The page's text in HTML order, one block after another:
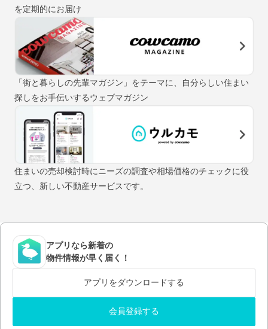
を定期的にお届け
「街と暮らしの先輩マガジン」をテーマに、自分らしい住まい
探しをお手伝いするウェブマガジン
住まいの売却検討時にニーズの調査や相場価格のチェックに役
立つ、新しい不動産サービスです。
アプリなら新着の
物件情報が早く届く！
アプリをダウンロードする
会員登録する